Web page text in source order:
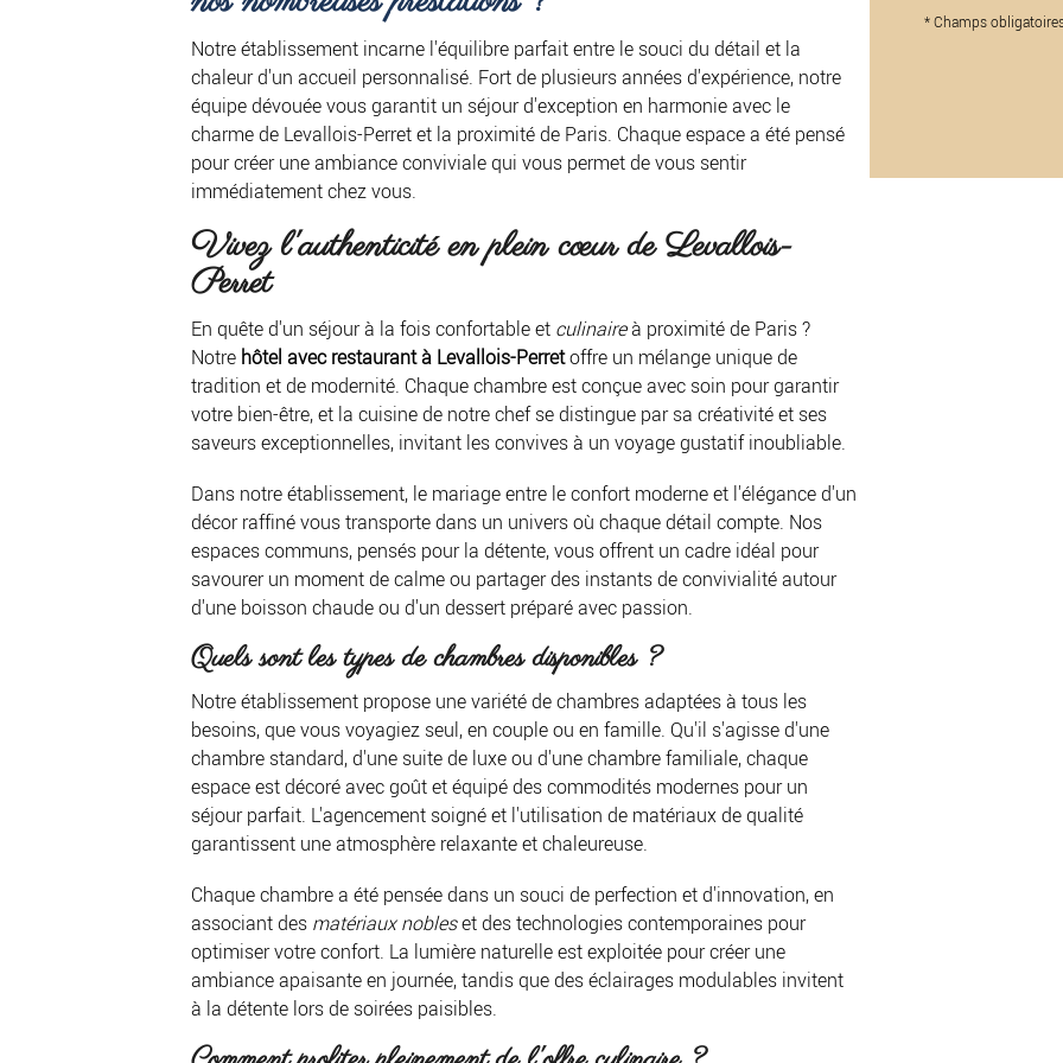
Notre établissement incarne l'équilibre parfait entre le souci du détail et la
chaleur d'un accueil personnalisé. Fort de plusieurs années d'expérience, notre
équipe dévouée vous garantit un séjour d'exception en harmonie avec le
charme de Levallois-Perret et la proximité de Paris. Chaque espace a été pensé
pour créer une ambiance conviviale qui vous permet de vous sentir
immédiatement chez vous.
Vivez l'authenticité en plein cœur de Levallois-
Perret
En quête d'un séjour à la fois confortable et culinaireà proximité de Paris ?
Notre hôtel avec restaurant à Levallois-Perretoffre un mélange unique de
tradition et de modernité. Chaque chambre est conçue avec soin pour garantir
votre bien-être, et la cuisine de notre chef se distingue par sa créativité et ses
saveurs exceptionnelles, invitant les convives à un voyage gustatif inoubliable.
Dans notre établissement, le mariage entre le confort moderne et l'élégance d'un
décor raffiné vous transporte dans un univers où chaque détail compte. Nos
espaces communs, pensés pour la détente, vous offrent un cadre idéal pour
savourer un moment de calme ou partager des instants de convivialité autour
d'une boisson chaude ou d'un dessert préparé avec passion.
Quels sont les types de chambres disponibles ?
Notre établissement propose une variété de chambres adaptées à tous les
besoins, que vous voyagiez seul, en couple ou en famille. Qu'il s'agisse d'une
chambre standard, d'une suite de luxe ou d'une chambre familiale, chaque
espace est décoré avec goût et équipé des commodités modernes pour un
séjour parfait. L'agencement soigné et l'utilisation de matériaux de qualité
garantissent une atmosphère relaxante et chaleureuse.
Chaque chambre a été pensée dans un souci de perfection et d'innovation, en
associant des matériaux nobleset des technologies contemporaines pour
optimiser votre confort. La lumière naturelle est exploitée pour créer une
ambiance apaisante en journée, tandis que des éclairages modulables invitent
à la détente lors de soirées paisibles.
*Champs